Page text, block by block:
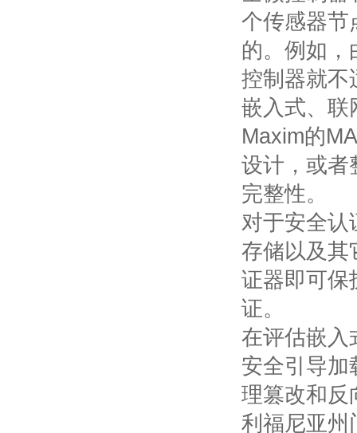
个传感器节
的。例如
控制器就不
嵌入式、联
Maxim的
设计，或者
完整性。
对于安全
存储以及其
证器即可保
证。
在评估嵌入
安全引导加
理篡改和反
利福尼亚州